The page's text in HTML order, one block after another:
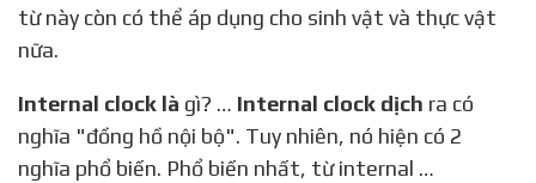
từ này còn có thể áp dụng cho sinh vật và thực vật
nữa.
Internal clock là gì? … Internal clock dịch ra có
nghĩa "đồng hồ nội bộ". Tuy nhiên, nó hiện có 2
nghĩa phổ biến. Phổ biến nhất, từ internal …